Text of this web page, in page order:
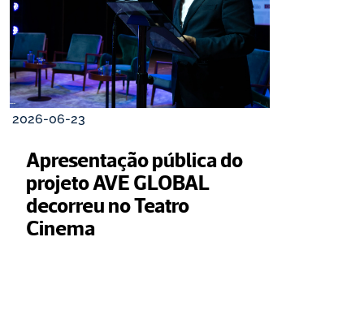
2026-06-23
Apresentação pública do
projeto AVE GLOBAL
decorreu no Teatro
Cinema